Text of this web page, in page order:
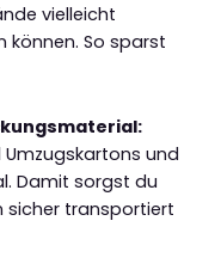
vielleicht
So sparst
und
Damit sorgst du
sicher transportiert